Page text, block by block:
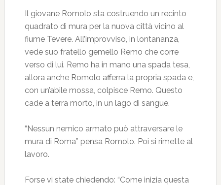
Il giovane Romolo sta costruendo un recinto
quadrato di mura per la nuova città vicino al
fiume Tevere. All’improvviso, in lontananza,
vede suo fratello gemello Remo che corre
verso di lui. Remo ha in mano una spada tesa,
allora anche Romolo afferra la propria spada e,
con un’abile mossa, colpisce Remo. Questo
cade a terra morto, in un lago di sangue.
“Nessun nemico armato può attraversare le
mura di Roma” pensa Romolo. Poi si rimette al
lavoro.
Forse vi state chiedendo: “Come inizia questa